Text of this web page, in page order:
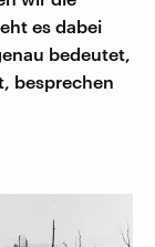
es dabei
bedeutet,
besprechen